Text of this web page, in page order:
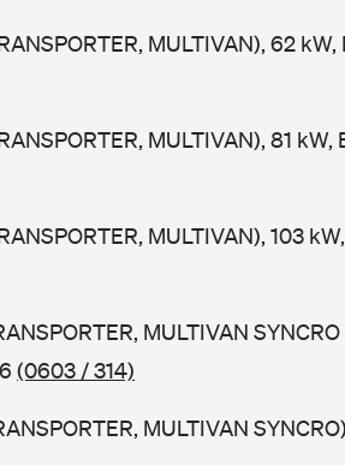
MULTIVAN), 62
MULTIVAN), 81
MULTIVAN), 103
MULTIVAN
(0603 / 314)
MULTIVAN